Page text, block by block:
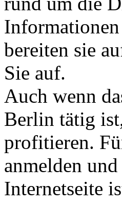
bereiten sie
Sie auf.
Auch wenn
Berlin tätig
profitieren.
anmelden
Internetseite